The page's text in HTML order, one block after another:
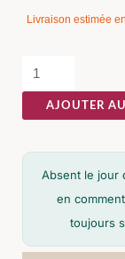
Livraison estimée
Buffet
Ixia
180cm
AJOUTER
Absent le jour
en
toujours